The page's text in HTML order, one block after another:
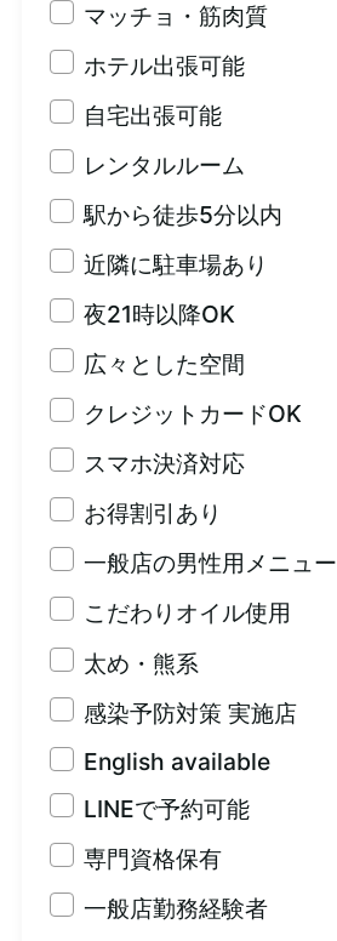
マッチョ・筋肉質
ホテル出張可能
自宅出張可能
レンタルルーム
駅から徒歩5分以内
近隣に駐車場あり
夜21時以降OK
広々とした空間
クレジットカードOK
スマホ決済対応
お得割引あり
一般店の男性用メニュー
こだわりオイル使用
太め・熊系
感染予防対策 実施店
English available
LINEで予約可能
専門資格保有
一般店勤務経験者